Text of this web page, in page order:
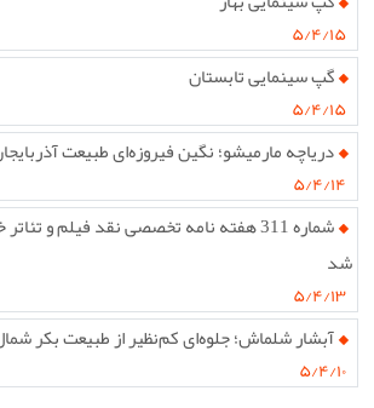
۵/۴/۱۵
گپ سینمایی تابستان
۵/۴/۱۵
دریاچه مارمیشو؛ نگین فیروزه‌ای طبیعت
۵/۴/۱۴
شماره 311 هفته نامه تخصصی نقد فیلم و
شد
۵/۴/۱۳
آبشار شلماش؛ جلوه‌ای کم‌نظیر از طبیعت بکر
۵/۴/۱۰